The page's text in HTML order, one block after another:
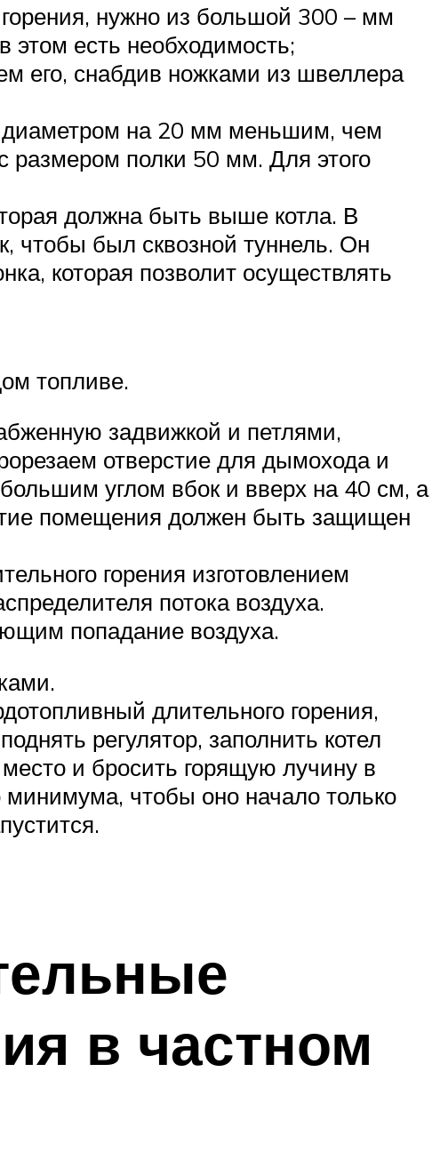
горения, нужно из большой 300 – мм
есть необходимость;
его, снабдив ножками из швеллера
диаметром на 20 мм меньшим, чем
размером полки 50 мм. Для этого
должна быть выше котла. В
чтобы был сквозной туннель. Он
которая позволит осуществлять
топливе.
задвижкой и петлями,
отверстие для дымохода и
углом вбок и вверх на 40 см, а
помещения должен быть защищен
горения изготовлением
потока воздуха.
попадание воздуха.
длительного горения,
регулятор, заполнить котел
и бросить горящую лучину в
минимума, чтобы оно начало только
в частном